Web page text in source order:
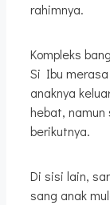
rahimnya.
Kompleks
Si Ibu
anaknya
hebat,
berikutnya.
Di sisi lain,
sang anak